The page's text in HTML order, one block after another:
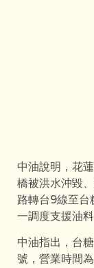
中油說明，花
橋被洪水沖毀
路轉台9線至台
一調度支援油
中油指出，台
號，營業時間